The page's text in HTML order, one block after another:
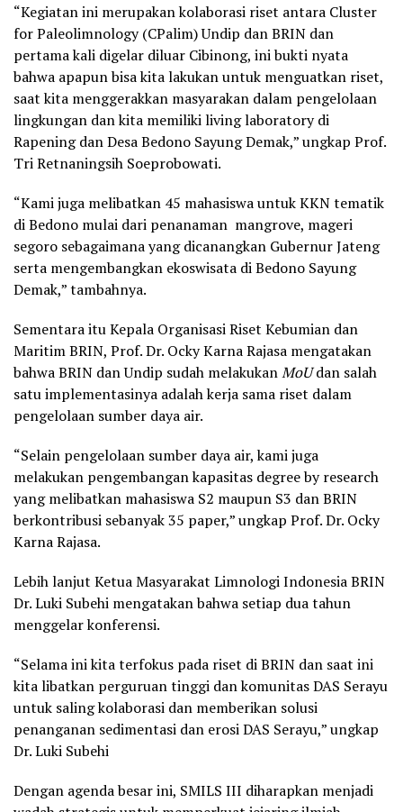
“Kegiatan ini merupakan kolaborasi riset antara Cluster
for Paleolimnology (CPalim) Undip dan BRIN dan
pertama kali digelar diluar Cibinong, ini bukti nyata
bahwa apapun bisa kita lakukan untuk menguatkan riset,
saat kita menggerakkan masyarakan dalam pengelolaan
lingkungan dan kita memiliki living laboratory di
Rapening dan Desa Bedono Sayung Demak,” ungkap Prof.
Tri Retnaningsih Soeprobowati.
“Kami juga melibatkan 45 mahasiswa untuk KKN tematik
di Bedono mulai dari penanaman mangrove, mageri
segoro sebagaimana yang dicanangkan Gubernur Jateng
serta mengembangkan ekoswisata di Bedono Sayung
Demak,” tambahnya.
Sementara itu Kepala Organisasi Riset Kebumian dan
Maritim BRIN, Prof. Dr. Ocky Karna Rajasa mengatakan
bahwa BRIN dan Undip sudah melakukanMoUdan salah
satu implementasinya adalah kerja sama riset dalam
pengelolaan sumber daya air.
“Selain pengelolaan sumber daya air, kami juga
melakukan pengembangan kapasitas degree by research
yang melibatkan mahasiswa S2 maupun S3 dan BRIN
berkontribusi sebanyak 35 paper,” ungkap Prof. Dr. Ocky
Karna Rajasa.
Lebih lanjut Ketua Masyarakat Limnologi Indonesia BRIN
Dr. Luki Subehi mengatakan bahwa setiap dua tahun
menggelar konferensi.
“Selama ini kita terfokus pada riset di BRIN dan saat ini
kita libatkan perguruan tinggi dan komunitas DAS Serayu
untuk saling kolaborasi dan memberikan solusi
penanganan sedimentasi dan erosi DAS Serayu,” ungkap
Dr. Luki Subehi
Dengan agenda besar ini, SMILS III diharapkan menjadi